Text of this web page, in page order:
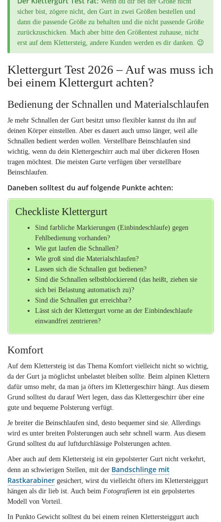
sicher bist, zögere nicht, den Gurt in zwei Größen bestellen und
dann die passende Größe zu behalten und die nicht passende Größe
zurückzuschicken. Mach aber bitte den Größentest zuhause, nicht
erst auf dem Klettersteig, andere Kunden werden es dir danken. 😉
Klettergurt Test 2026 – Auf was muss ich
bei einem Klettergurt achten?
Bedienung der Schnallen und Materialschlaufen
Je mehr Schnallen der Gurt besitzt umso flexibler kannst du ihn auf
deinen Körper einstellen. Aber es dauert auch umso länger, weil alle
Schnallen bedient werden wollen. Verstellbare Beinschlaufen sind
wichtig, wenn du dein Klettergeschirr auch mal über dickeren Hosen
tragen möchtest. Die meisten Gurte verfügen über verstellbare
Beinschlaufen.
Daneben solltest du auf folgende Punkte achten:
Checkliste Klettergurt
Sind farbliche Markierungen (Einbindeschlaufe) gegen
Fehlbedienung vorhanden?
Wie gut laufen die Schnallen?
Wie groß sind die Materialschlaufen?
Lassen sich die Schnallen gut bedienen?
Sind die Schnallen selbstblockierend (das heißt, ziehen sie
sich bei Belastung automatisch zu)?
Sind die Schnallen gut erreichbar?
Lässt sich der Klettergurt vorne an der Einbindeschlaufe
einwandfrei zentrieren?
Komfort
Auf dem Klettersteig ist das Thema Komfort vielleicht nicht so wichtig,
da der Gurt ja möglichst unbelastet bleiben sollte. Beim alpinen Klettern
dafür umso mehr, da man ja öfters im Klettergeschirr hängt. Aus diesem
Grund solltest du darauf Wert legen, dass das Klettergeschirr über eine
gute und bequeme Polsterung verfügt.
Je breiter die Beinschlaufen sind, desto bequemer sind sie. Allerdings
wird es unter breiten Polsterungen auch sehr schnell warm. Aus diesem
Grund solltest du auf luftdurchlässige Polsterungen achten.
Aber auch auf dem Klettersteig ist ein gepolsterter Gurt nicht verkehrt,
denn an schwierigen Stellen, mit der Bandschlinge mit
Rastkarabiner gesichert, wirst du vielleicht öfters im Klettersteiggurt
hängen als dir lieb ist. Auch beim Fotografieren ist ein gepolstertes
Modell von Vorteil.
In Punkto Gewicht solltest du bei einem reinen Klettersteiggurt auch